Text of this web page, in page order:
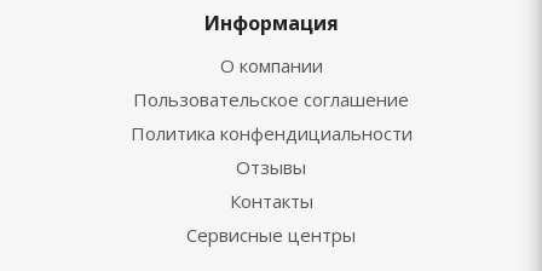
Информация
О компании
Пользовательское соглашение
Политика конфендициальности
Отзывы
Контакты
Сервисные центры